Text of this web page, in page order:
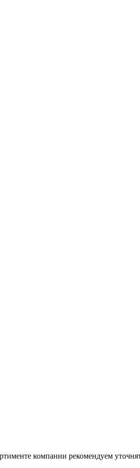
компании рекомендуем